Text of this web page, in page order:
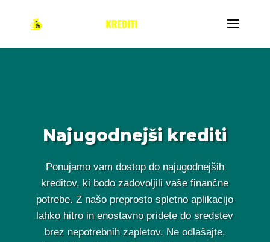
Najugodnejši krediti
Ponujamo vam dostop do najugodnejših
kreditov, ki bodo zadovoljili vaše finančne
potrebe. Z našo preprosto spletno aplikacijo
lahko hitro in enostavno pridete do sredstev
brez nepotrebnih zapletov. Ne odlašajte,